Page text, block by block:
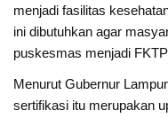
menjadi fasilitas
ini dibutuhkan agar
puskesmas menjadi
Menurut Gubernur
sertifikasi itu merupakan